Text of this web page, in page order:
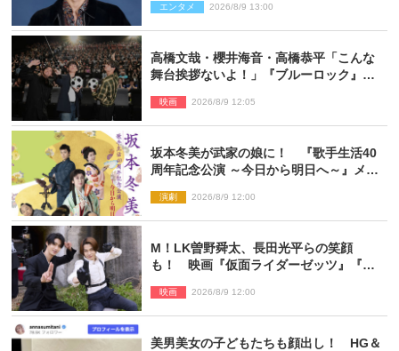
エンタメ 2026/8/9 13:00
高橋文哉・櫻井海音・高橋恭平「こんな
舞台挨拶ないよ！」『ブルーロック』自
映画 2026/8/9 12:05
坂本冬美が武家の娘に！ 『歌手生活40
周年記念公演 ～今日から明日へ～』メイ
演劇 2026/8/9 12:00
M！LK曽野舜太、長田光平らの笑顔
も！ 映画『仮面ライダーゼッツ』『超
ショット到着
映画 2026/8/9 12:00
美男美女の子どもたちも顔出し！ HG＆